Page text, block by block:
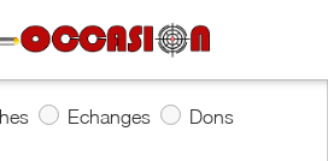
Echanges
Dons